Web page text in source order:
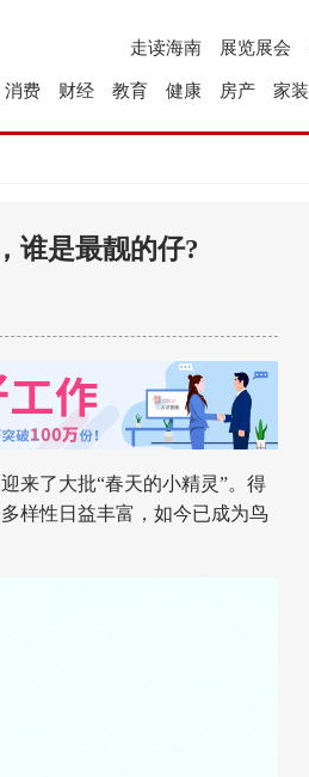
展览展会
走读海南
家装
房产
健康
教育
财经
消费
谁是最靓的仔?
了大批“春天的小精灵”。得
样性日益丰富，如今已成为鸟